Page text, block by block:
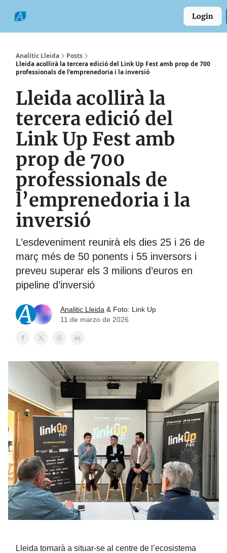
Login
Analític Lleida
Posts
Lleida acollirà la tercera edició del Link Up Fest amb prop de 700
professionals de l’emprenedoria i la inversió
Lleida acollirà la
tercera edició del
Link Up Fest amb
prop de 700
professionals de
l’emprenedoria i la
inversió
L’esdeveniment reunirà els dies 25 i 26 de
març més de 50 ponents i 55 inversors i
preveu superar els 3 milions d’euros en
pipeline d’inversió
Analitic Lleida & Foto: Link Up
11 de marzo de 2026
Lleida tornarà a situar-se al centre de l’ecosistema